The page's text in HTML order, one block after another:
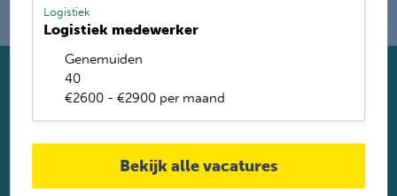
Logistiek
Logistiek medewerker
Genemuiden
40
€2600 - €2900 per maand
Bekijk alle vacatures
Solliciteer direct
perfecte baan. Je krijgt binnen 2 werkdagen reactie.
Solliciteren